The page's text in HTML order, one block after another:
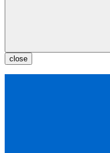
close